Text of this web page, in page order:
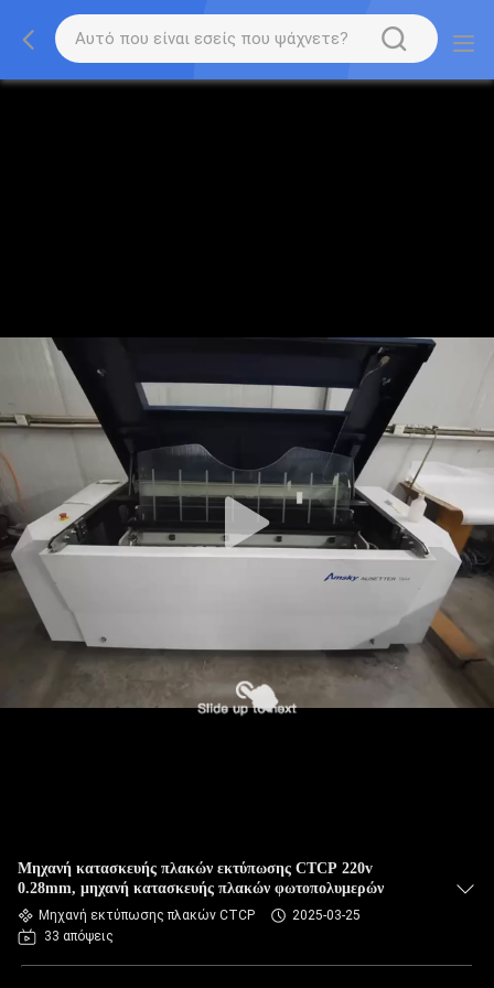
Μηχανή κατασκευής πλακών εκτύπωσης CTCP 220v
0.28mm, μηχανή κατασκευής πλακών φωτοπολυμερών
Μηχανή εκτύπωσης πλακών CTCP
2025-03-25
33 απόψεις